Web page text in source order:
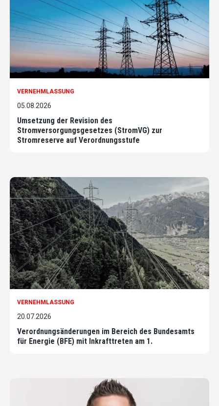
VERNEHMLASSUNG
05.08.2026
Umsetzung der Revision des
Stromversorgungsgesetzes (StromVG) zur
Stromreserve auf Verordnungsstufe
VERNEHMLASSUNG
20.07.2026
Verordnungsänderungen im Bereich des Bundesamts
für Energie (BFE) mit Inkrafttreten am 1.